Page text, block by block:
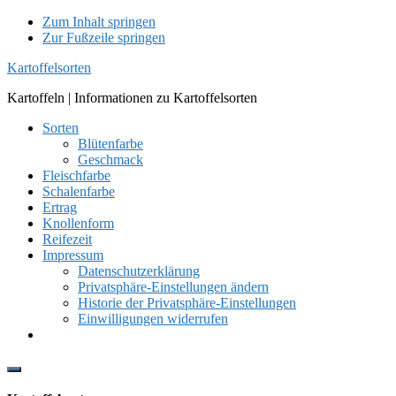
Zum Inhalt springen
Zur Fußzeile springen
Kartoffelsorten
Kartoffeln | Informationen zu Kartoffelsorten
Sorten
Blütenfarbe
Geschmack
Fleischfarbe
Schalenfarbe
Ertrag
Knollenform
Reifezeit
Impressum
Datenschutzerklärung
Privatsphäre-Einstellungen ändern
Historie der Privatsphäre-Einstellungen
Einwilligungen widerrufen
Show